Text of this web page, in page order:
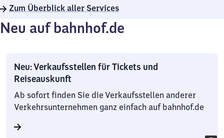
Zum Überblick aller Services
Neu auf bahnhof.de
Neu: Verkaufsstellen für Tickets und
Reiseauskunft
Ab sofort finden Sie die Verkaufsstellen anderer
Verkehrsunternehmen ganz einfach auf bahnhof.de